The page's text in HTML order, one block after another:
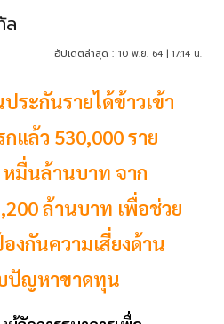
ล
อัปเดตล่าสุด : 10 พ.ย. 64 | 17:14 น.
ประกันรายได้ข้าวเข้า
แล้ว 530,000 ราย
หมื่นล้านบาท จาก
ล้านบาท เพื่อช่วย
งกันความเสี่ยงด้าน
ปัญหาขาดทุน